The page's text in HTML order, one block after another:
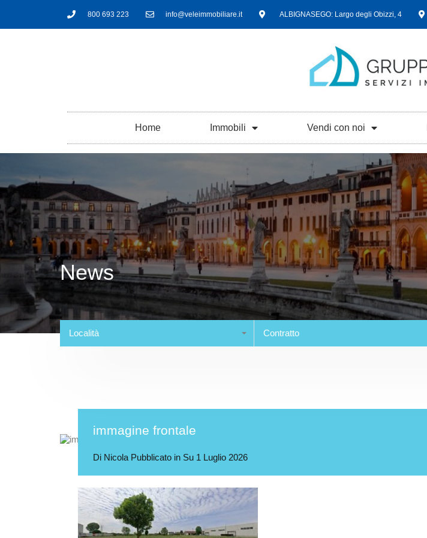
800 693 223 info@veleimmobiliare.it ALBIGNASEGO: Largo degli Obizzi, 4
Home Immobili Vendi con noi
News
Località Contratto
immagine frontale
Di Nicola Pubblicato in Su 1 Luglio 2026